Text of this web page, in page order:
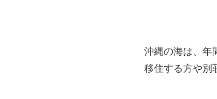
沖縄の海は、年
移住する方や別